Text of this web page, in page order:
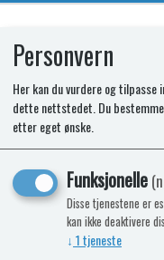
Låsering DIN
Nyhet
Personvern
Her kan du vurdere og tilpasse
dette nettstedet. Du
etter eget ønske.
Funksjonelle
Disse tjenestene er
kan ikke deaktivere
↓ 1tjeneste